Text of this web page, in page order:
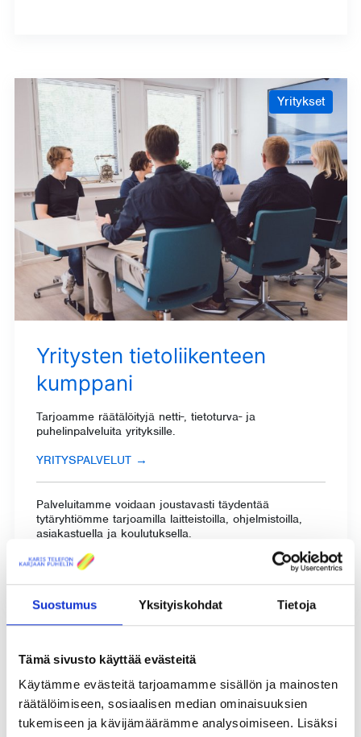
Suostumus Yksityiskohdat Tietoja
Tämä sivusto käyttää evästeitä
Käytämme evästeitä tarjoamamme sisällön ja mainosten
räätälöimiseen, sosiaalisen median ominaisuuksien
tukemiseen ja kävijämäärämme analysoimiseen. Lisäksi
Yritykset
Yritysten tietoliikenteen
kumppani
Tarjoamme räätälöityjä netti-, tietoturva- ja
puhelinpalveluita yrityksille.
YRITYSPALVELUT →
Palveluitamme voidaan joustavasti täydentää
tytäryhtiömme tarjoamilla laitteistoilla, ohjelmistoilla,
asiakastuella ja koulutuksella.
EKM SERVICE OY